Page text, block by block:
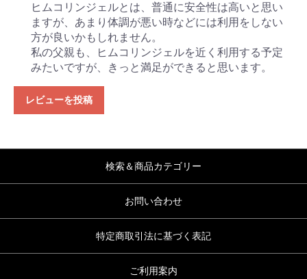
ヒムコリンジェルとは、普通に安全性は高いと思い
ますが、あまり体調が悪い時などには利用をしない
方が良いかもしれません。
私の父親も、ヒムコリンジェルを近く利用する予定
みたいですが、きっと満足ができると思います。
レビューを投稿
検索＆商品カテゴリー
お問い合わせ
特定商取引法に基づく表記
ご利用案内